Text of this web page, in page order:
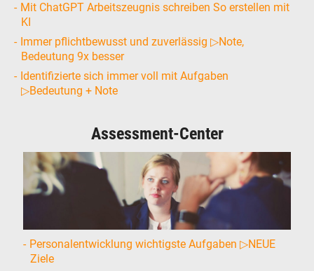
Mit ChatGPT Arbeitszeugnis schreiben So erstellen mit
KI
Immer pflichtbewusst und zuverlässig ▷Note,
Bedeutung 9x besser
Identifizierte sich immer voll mit Aufgaben
▷Bedeutung + Note
Assessment-Center
Personalentwicklung wichtigste Aufgaben ▷NEUE
Ziele